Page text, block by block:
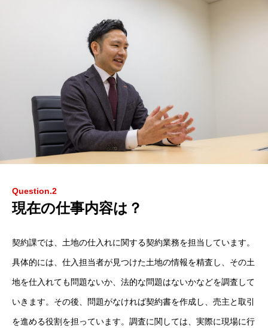
Question.2
現在の仕事内容は？
契約課では、土地の仕入れに関する契約業務を担当しています。
具体的には、仕入担当者が見つけた土地の情報を精査し、その土
地を仕入れても問題ないか、法的な問題はないかなどを調査して
いきます。その後、問題がなければ契約書を作成し、売主と取引
を進める役割を担っています。調査に関しては、実際に現場に行